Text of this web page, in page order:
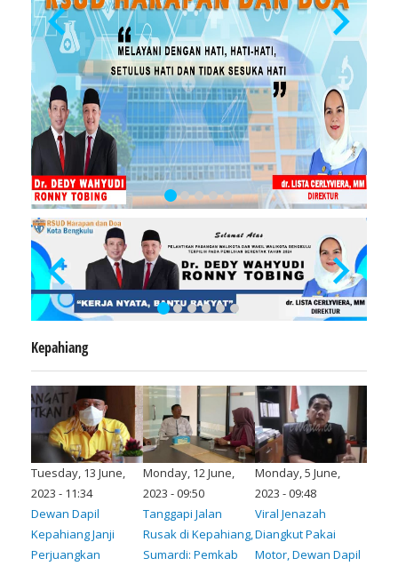
Kepahiang
Tuesday, 13 June,
2023 - 11:34
Dewan Dapil
Kepahiang Janji
Perjuangkan
Monday, 12 June,
2023 - 09:50
Tanggapi Jalan
Rusak di Kepahiang,
Sumardi: Pemkab
Monday, 5 June,
2023 - 09:48
Viral Jenazah
Diangkut Pakai
Motor, Dewan Dapil